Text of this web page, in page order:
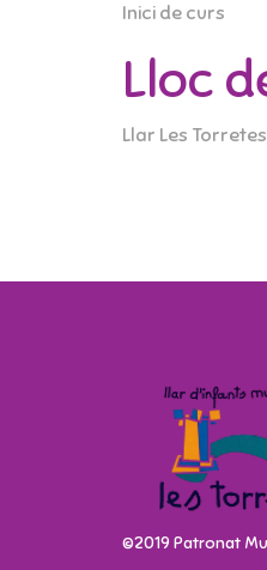
Inici de curs
Lloc
Llar Les Torretes
©2019 Patronat